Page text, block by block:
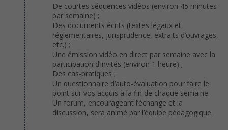
De courtes séquences vidéos (environ 45 minutes
par semaine) ;
Des documents écrits (textes légaux et
réglementaires, jurisprudence, extraits d’ouvrages,
etc.) ;
Une émission vidéo en direct par semaine avec la
participation d’invités (environ 1 heure) ;
Des cas-pratiques ;
Un questionnaire d’auto-évaluation pour faire le
point sur vos acquis à la fin de chaque semaine.
Un forum, encourageant l’échange et la
discussion, sera animé par l’équipe pédagogique.